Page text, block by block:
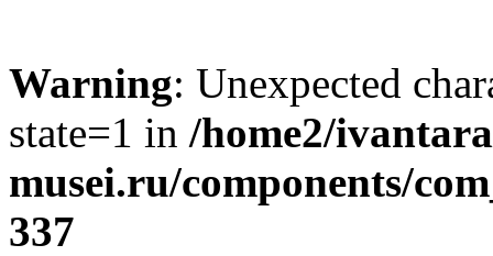
Warning: Unexpected
state=1 in /home2/
musei.ru/components/
337